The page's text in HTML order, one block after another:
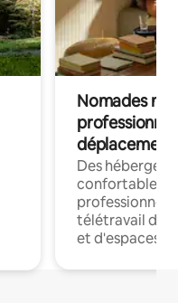
Nomades
déplacement
Des
confortables
professionnels
télétravail
et d'espaces